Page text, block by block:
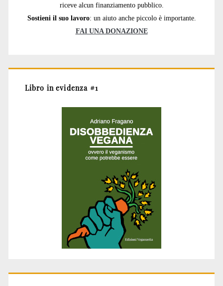
riceve alcun finanziamento pubblico.
Sostieni il suo lavoro: un aiuto anche piccolo è importante.
FAI UNA DONAZIONE
Libro in evidenza #1